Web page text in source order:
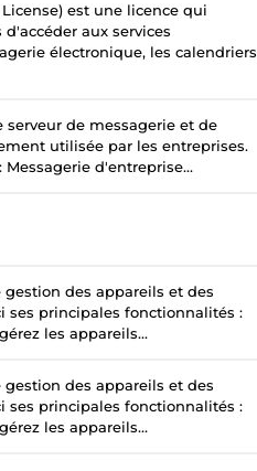
est une licence qui
aux services
électronique, les calendriers
serveur de messagerie et de
utilisée par les entreprises.
d'entreprise...
des appareils et des
ses principales fonctionnalités :
les appareils...
des appareils et des
ses principales fonctionnalités :
les appareils...